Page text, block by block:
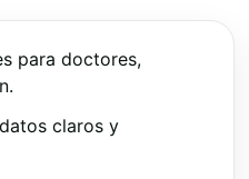
para doctores,
claros y